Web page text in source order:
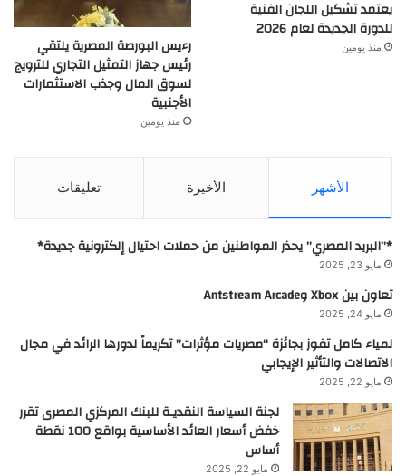
يعتمد تشكيل اللجان الفنية
للدورة الجديدة لعام 2026
منذ يومين
رءيس البورصة المصرية يلتقي
رئيس جهاز التمثيل التجاري للترويج
لسوق المال وجذب الاستثمارات
الأجنبية
منذ يومين
الأشهر الأخيرة تعليقات
*”البريد المصري” يحذر المواطنين من حملات احتيال إلكترونية جديدة*
مايو 23, 2025
تعاون بين Xbox وAntstream Arcade
مايو 24, 2025
لمياء كامل تفوز بجائزة “مصريات مؤثرات” تكريماً لدورها الرائد في مجال
الاتصالات والتأثير الإيجابي
مايو 22, 2025
لجنة السياسة النقديـة للبنك المركزي المصرى تقرر
خفض أسعار العائد الأساسية بواقع 100 نقطة
أساس
مايو 22, 2025